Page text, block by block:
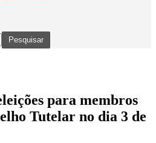
para membros
Tutelar no dia 3 de